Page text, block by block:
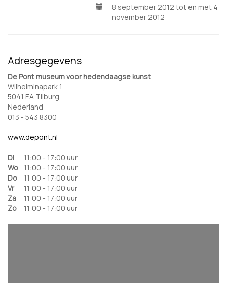
8 september 2012 tot en met 4
november 2012
Adresgegevens
De Pont museum voor hedendaagse kunst
Wilhelminapark 1
5041 EA Tilburg
Nederland
013 - 543 8300
www.depont.nl
Di
11:00 - 17:00 uur
Wo
11:00 - 17:00 uur
Do
11:00 - 17:00 uur
Vr
11:00 - 17:00 uur
Za
11:00 - 17:00 uur
Zo
11:00 - 17:00 uur